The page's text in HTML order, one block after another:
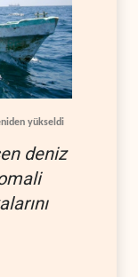
yükseldi
deniz